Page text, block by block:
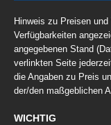
Hinweis zu Preisen
Verfügbarkeiten
angegebenen Stand
verlinkten Seite
die Angaben zu Preis
der/den maßgeblichen
WICHTIG